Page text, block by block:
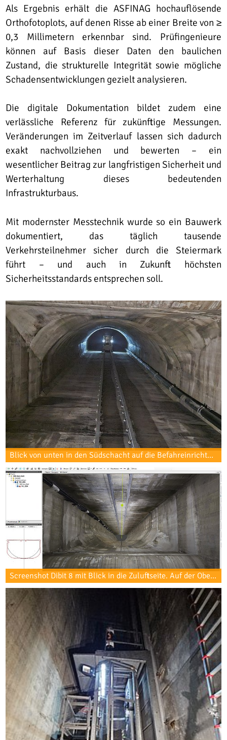
Als Ergebnis erhält die ASFINAG hochauflösende
Orthofotoplots, auf denen Risse ab einer Breite von ≥
0,3 Millimetern erkennbar sind. Prüfingenieure
können auf Basis dieser Daten den baulichen
Zustand, die strukturelle Integrität sowie mögliche
Schadensentwicklungen gezielt analysieren.
Die digitale Dokumentation bildet zudem eine
verlässliche Referenz für zukünftige Messungen.
Veränderungen im Zeitverlauf lassen sich dadurch
exakt nachvollziehen und bewerten – ein
wesentlicher Beitrag zur langfristigen Sicherheit und
Werterhaltung dieses bedeutenden
Infrastrukturbaus.
Mit modernster Messtechnik wurde so ein Bauwerk
dokumentiert, das täglich tausende
Verkehrsteilnehmer sicher durch die Steiermark
führt – und auch in Zukunft höchsten
Sicherheitsstandards entsprechen soll.
Blick von unten in den Südschacht auf die Befahreinrichtung während des 3D-Scans.
Screenshot Dibit 8 mit Blick in die Zuluftseite. Auf der Oberfläche des 3D-Modells lassen sich selbst feinste Risse ≥ 0,3 mm Öffnungsweite erkennen.